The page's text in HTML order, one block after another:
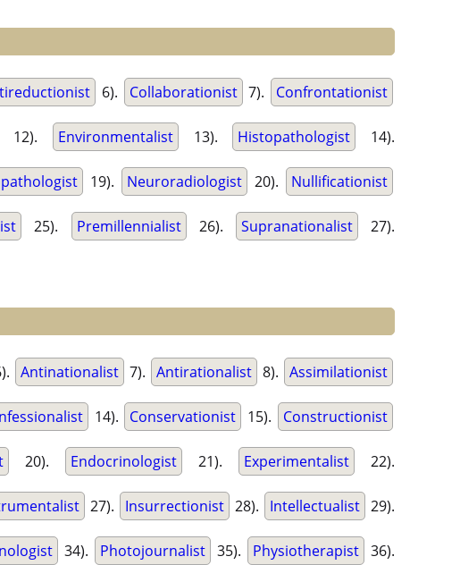
6). Collaborationist 7). Confrontationist
12). Environmentalist 13). Histopathologist 14).
19). Neuroradiologist 20). Nullificationist
25). Premillennialist 26). Supranationalist 27).
Antinationalist 7). Antirationalist 8). Assimilationist
14). Conservationist 15). Constructionist
20). Endocrinologist 21). Experimentalist 22).
27). Insurrectionist 28). Intellectualist 29).
34). Photojournalist 35). Physiotherapist 36).